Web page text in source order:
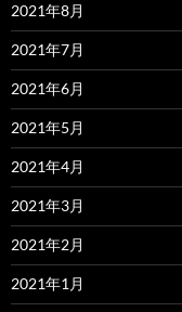
2021年8月
2021年7月
2021年6月
2021年5月
2021年4月
2021年3月
2021年2月
2021年1月